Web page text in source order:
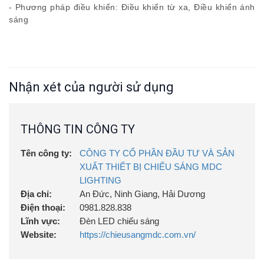
- Phương pháp điều khiển: Điều khiển từ xa, Điều khiển ánh
sáng
Nhận xét của người sử dụng
THÔNG TIN CÔNG TY
Tên công ty:
CÔNG TY CỔ PHẦN ĐẦU TƯ VÀ SẢN
XUẤT THIẾT BỊ CHIẾU SÁNG MDC
LIGHTING
Địa chỉ:
An Đức, Ninh Giang, Hải Dương
Điện thoại:
0981.828.838
Lĩnh vực:
Đèn LED chiếu sáng
Website:
https://chieusangmdc.com.vn/